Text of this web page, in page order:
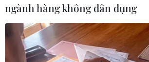
ngành hàng không dân dụng